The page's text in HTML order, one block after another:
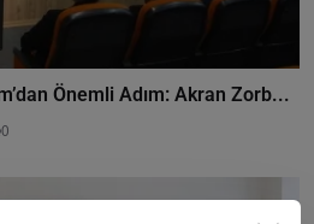
Önemli Adım: Akran Zorb...
0